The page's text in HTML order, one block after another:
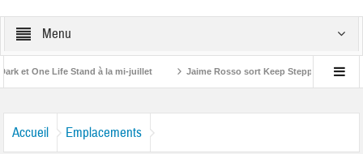
Menu
et One Life Stand à la mi-juillet Jaime Rosso sort Keep Stepping, son
Accueil Emplacements